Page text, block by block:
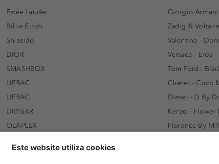
Estée Lauder
Billie Eilish
Shiseido
DIOR
SMASHBOX
LIERAC
LIERAC
DRYBAR
OLAPLEX
Giorgio Armani
Zadig &
Valentino -
Versace - Eros
Tom Ford -
Chanel - Coco
Diesel - D By
Kenzo - Flower
Florence By